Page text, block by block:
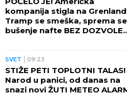
ŠKOLI
PROVERENA VEZA: Bivši lični
advokat Donalda Trampa
potvrđen za državnog tužioca
SAD